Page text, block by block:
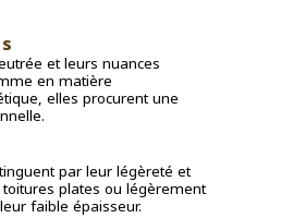
et leurs nuances
en matière
elles procurent une
par leur légèreté et
plates ou légèrement
faible épaisseur.